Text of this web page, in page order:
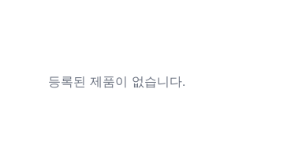
등록된 제품이 없습니다.